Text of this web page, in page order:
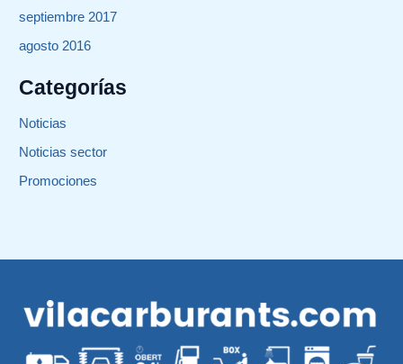
septiembre 2017
agosto 2016
Categorías
Noticias
Noticias sector
Promociones